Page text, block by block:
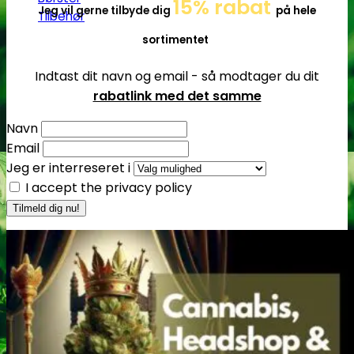
Tilbehør
Jeg vil gerne tilbyde dig 15% rabat på hele
sortimentet
Indtast dit navn og email - så modtager du dit
rabatlink med det samme
Navn
Email
Jeg er interreseret i
I accept the privacy policy